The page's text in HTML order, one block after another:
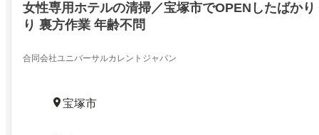
女性専用ホテルの清掃／宝塚市でOPENしたばか
り 裏方作業 年齢不問
合同会社ユニバーサルカレントジャパン
宝塚市